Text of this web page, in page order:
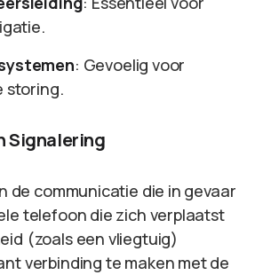
: Gevoelig voor
storing.
Signalering
de communicatie die in gevaar
telefoon die zich verplaatst
(zoals een vliegtuig)
verbinding te maken met de